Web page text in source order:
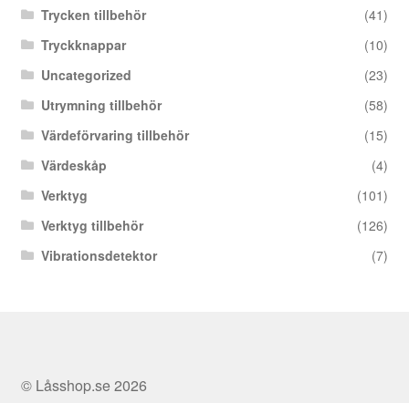
Trycken tillbehör
(41)
Tryckknappar
(10)
Uncategorized
(23)
Utrymning tillbehör
(58)
Värdeförvaring tillbehör
(15)
Värdeskåp
(4)
Verktyg
(101)
Verktyg tillbehör
(126)
Vibrationsdetektor
(7)
© Låsshop.se 2026